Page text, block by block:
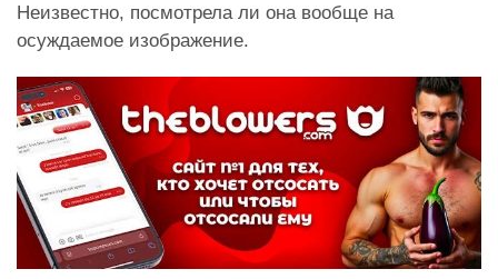
Неизвестно, посмотрела ли она вообще на
осуждаемое изображение.